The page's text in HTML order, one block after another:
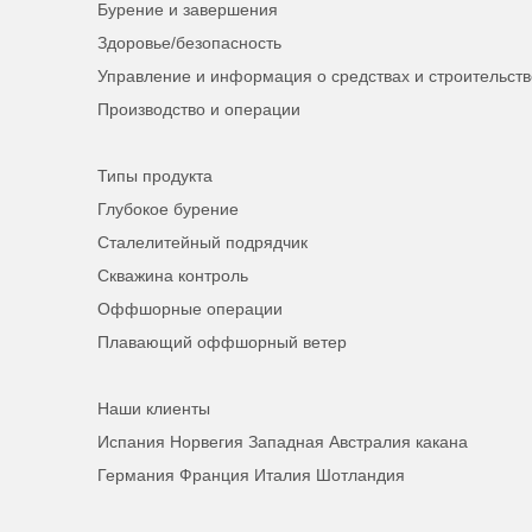
Бурение и завершения
Здоровье/безопасность
Управление и информация о средствах и
Производство и операции
Типы продукта
Глубокое бурение
Сталелитейный подрядчик
Скважина контроль
Оффшорные операции
Плавающий оффшорный ветер
Наши клиенты
Испания Норвегия Западная Австралия какана
Германия Франция Италия Шотландия